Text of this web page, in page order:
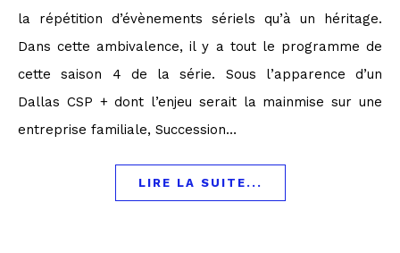
la répétition d’évènements sériels qu’à un héritage.
Dans cette ambivalence, il y a tout le programme de
cette saison 4 de la série. Sous l’apparence d’un
Dallas CSP + dont l’enjeu serait la mainmise sur une
entreprise familiale, Succession…
LIRE LA SUITE...